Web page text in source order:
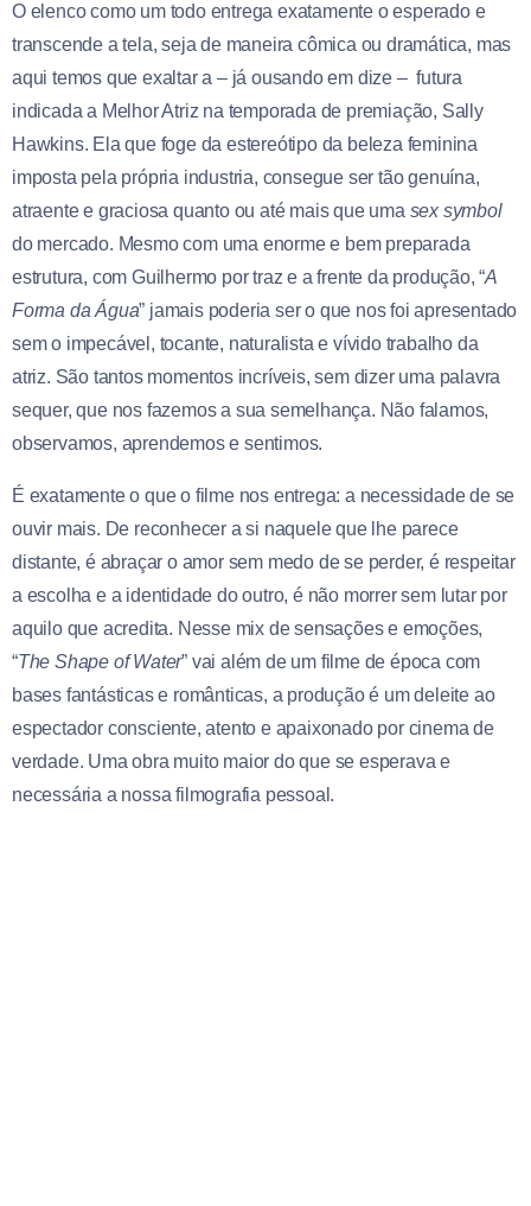
O elenco como um todo entrega exatamente o esperado e
transcende a tela, seja de maneira cômica ou dramática, mas
aqui temos que exaltar a – já ousando em dize – futura
indicada a Melhor Atriz na temporada de premiação, Sally
Hawkins. Ela que foge da estereótipo da beleza feminina
imposta pela própria industria, consegue ser tão genuína,
atraente e graciosa quanto ou até mais que uma sex symbol
do mercado. Mesmo com uma enorme e bem preparada
estrutura, com Guilhermo por traz e a frente da produção, “A
Forma da Água” jamais poderia ser o que nos foi apresentado
sem o impecável, tocante, naturalista e vívido trabalho da
atriz. São tantos momentos incríveis, sem dizer uma palavra
sequer, que nos fazemos a sua semelhança. Não falamos,
observamos, aprendemos e sentimos.
É exatamente o que o filme nos entrega: a necessidade de se
ouvir mais. De reconhecer a si naquele que lhe parece
distante, é abraçar o amor sem medo de se perder, é respeitar
a escolha e a identidade do outro, é não morrer sem lutar por
aquilo que acredita. Nesse mix de sensações e emoções,
“The Shape of Water” vai além de um filme de época com
bases fantásticas e românticas, a produção é um deleite ao
espectador consciente, atento e apaixonado por cinema de
verdade. Uma obra muito maior do que se esperava e
necessária a nossa filmografia pessoal.